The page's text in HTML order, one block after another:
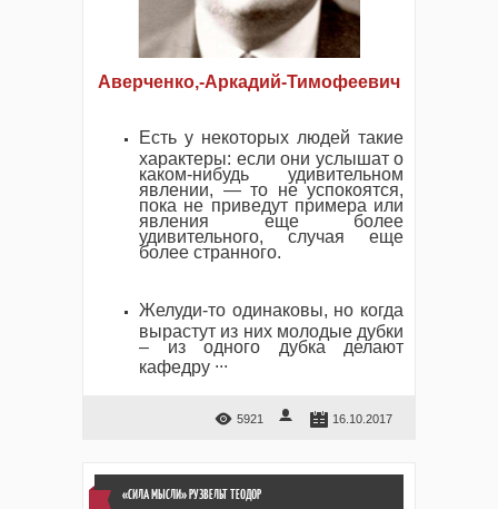
Аверченко,-Аркадий-Тимофеевич
Есть у некоторых людей такие
характеры: если они услышат о
каком-нибудь удивительном
явлении, — то не успокоятся,
пока не приведут примера или
явления еще более
удивительного, случая еще
более странного.
Желуди-то одинаковы, но когда
вырастут из них молодые дубки
– из одного дубка делают
кафедру ...
5921 16.10.2017
«СИЛА МЫСЛИ» РУЗВЕЛЬТ ТЕОДОР